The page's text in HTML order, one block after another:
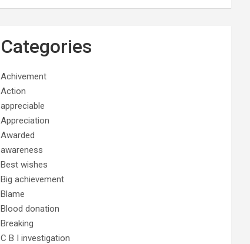
Categories
Achivement
Action
appreciable
Appreciation
Awarded
awareness
Best wishes
Big achievement
Blame
Blood donation
Breaking
C B I investigation